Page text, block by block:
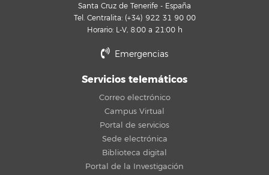
Santa Cruz de Tenerife - España
Tel. Centralita: (+34) 922 31 90 00
Horario: L-V, 8:00 a 21:00 h
Emergencias
Servicios telemáticos
Correo electrónico
Campus Virtual
Portal de servicios
Sede electrónica
Biblioteca digital
Portal de la Investigación